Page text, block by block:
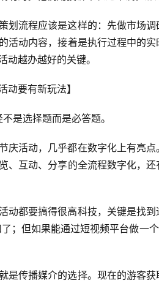
划流程应该是这样的：先做市场
活动内容，接着是执行过程中的
动越办越好的关键。
动要有新玩法】
是选择题而是必答题。
庆活动，几乎都在数字化上有亮
、互动、分享的全流程数字化，
动都要搞得很高科技，关键是找
；但如果能通过短视频平台做一
是传播媒介的选择。现在的游客